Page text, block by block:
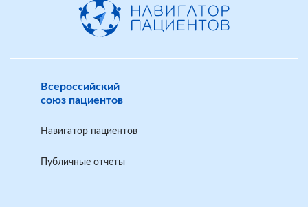
Всероссийский
союз пациентов
Навигатор пациентов
Публичные отчеты